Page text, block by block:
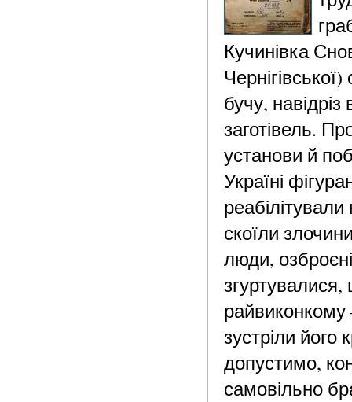
Кучинівка
бучу,
заготівель.
установи й
Україні
скоїли
люди,
райвиконкому
зустріли
допустимо,
самовільно